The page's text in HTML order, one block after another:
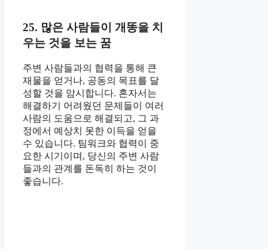
25. 많은 사람들이 개똥을 치
우는 것을 보는 꿈
주변 사람들과의 협력을 통해 큰
재물을 얻거나, 공동의 목표를 달
성할 것을 암시합니다. 혼자서는
해결하기 어려웠던 문제들이 여러
사람의 도움으로 해결되고, 그 과
정에서 예상치 못한 이득을 얻을
수 있습니다. 팀워크와 협력이 중
요한 시기이며, 당신의 주변 사람
들과의 관계를 돈독히 하는 것이
좋습니다.